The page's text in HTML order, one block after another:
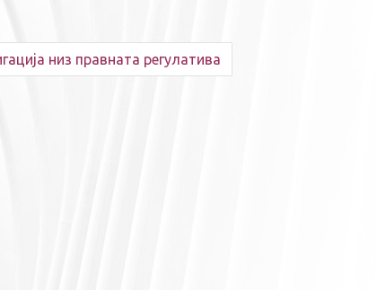
низ правната регулатива